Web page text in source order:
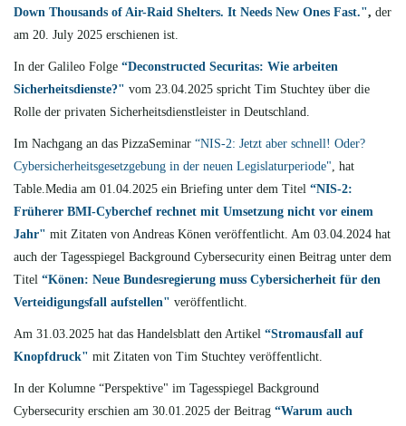
Down Thousands of Air-Raid Shelters. It Needs New Ones Fast.", der
am 20. July 2025 erschienen ist.
In der Galileo Folge “Deconstructed Securitas: Wie arbeiten
Sicherheitsdienste?" vom 23.04.2025 spricht Tim Stuchtey über die
Rolle der privaten Sicherheitsdienstleister in Deutschland.
Im Nachgang an das PizzaSeminar “NIS-2: Jetzt aber schnell! Oder?
Cybersicherheitsgesetzgebung in der neuen Legislaturperiode", hat
Table.Media am 01.04.2025 ein Briefing unter dem Titel “NIS-2:
Früherer BMI-Cyberchef rechnet mit Umsetzung nicht vor einem
Jahr" mit Zitaten von Andreas Könen veröffentlicht. Am 03.04.2024 hat
auch der Tagesspiegel Background Cybersecurity einen Beitrag unter dem
Titel “Könen: Neue Bundesregierung muss Cybersicherheit für den
Verteidigungsfall aufstellen" veröffentlicht.
Am 31.03.2025 hat das Handelsblatt den Artikel “Stromausfall auf
Knopfdruck" mit Zitaten von Tim Stuchtey veröffentlicht.
In der Kolumne “Perspektive" im Tagesspiegel Background
Cybersecurity erschien am 30.01.2025 der Beitrag “Warum auch